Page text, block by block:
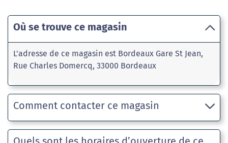
Où se trouve ce magasin
L'adresse de ce magasin est Bordeaux Gare St Jean,
Rue Charles Domercq, 33000 Bordeaux
Comment contacter ce magasin